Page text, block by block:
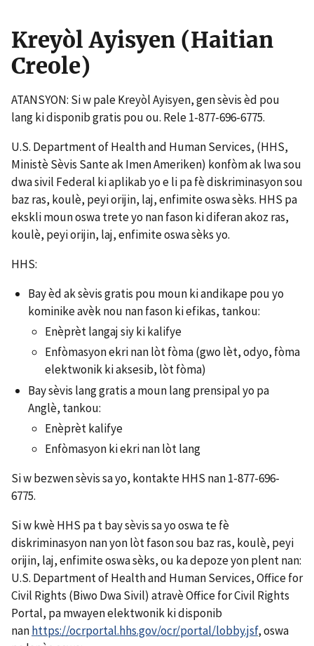
Kreyòl Ayisyen (Haitian
Creole)
ATANSYON: Si w pale Kreyòl Ayisyen, gen sèvis èd pou
lang ki disponib gratis pou ou. Rele 1-877-696-6775.
U.S. Department of Health and Human Services, (HHS,
Ministè Sèvis Sante ak Imen Ameriken) konfòm ak lwa sou
dwa sivil Federal ki aplikab yo e li pa fè diskriminasyon sou
baz ras, koulè, peyi orijin, laj, enfimite oswa sèks. HHS pa
ekskli moun oswa trete yo nan fason ki diferan akoz ras,
koulè, peyi orijin, laj, enfimite oswa sèks yo.
HHS:
Bay èd ak sèvis gratis pou moun ki andikape pou yo
kominike avèk nou nan fason ki efikas, tankou:
Enèprèt langaj siy ki kalifye
Enfòmasyon ekri nan lòt fòma (gwo lèt, odyo, fòma
elektwonik ki aksesib, lòt fòma)
Bay sèvis lang gratis a moun lang prensipal yo pa
Anglè, tankou:
Enèprèt kalifye
Enfòmasyon ki ekri nan lòt lang
Si w bezwen sèvis sa yo, kontakte HHS nan 1-877-696-
6775.
Si w kwè HHS pa t bay sèvis sa yo oswa te fè
diskriminasyon nan yon lòt fason sou baz ras, koulè, peyi
orijin, laj, enfimite oswa sèks, ou ka depoze yon plent nan:
U.S. Department of Health and Human Services, Office for
Civil Rights (Biwo Dwa Sivil) atravè Office for Civil Rights
Portal, pa mwayen elektwonik ki disponib
nanhttps://ocrportal.hhs.gov/ocr/portal/lobby.jsf, oswa